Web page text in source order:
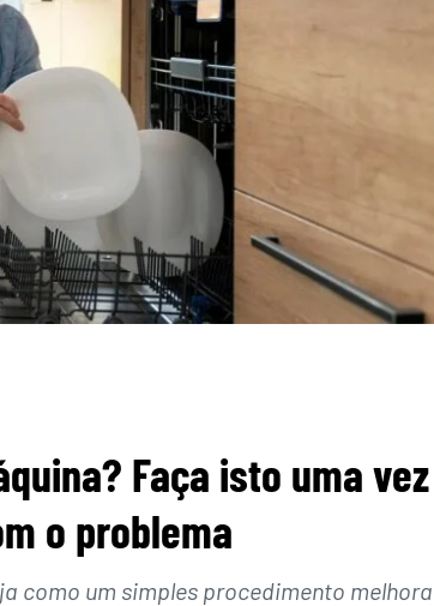
Faça isto uma vez
o problema
como um simples procedimento